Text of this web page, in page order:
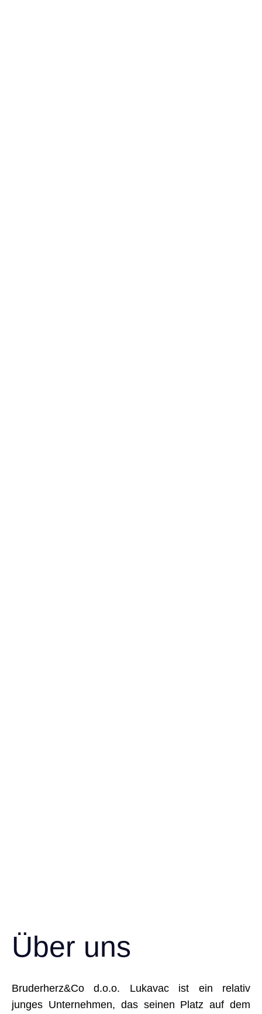
Über uns
Bruderherz&Co d.o.o. Lukavac ist ein relativ
junges Unternehmen, das seinen Platz auf dem